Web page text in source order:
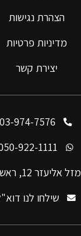
הצהרת נגישות
מדיניות פרטיות
יצירת קשר
03-974-7576
922-1111
מזל אליעזר 12, ראשון לציון
שילחו לנו